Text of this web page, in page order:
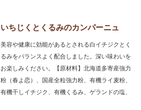
いちじくとくるみのカンパーニュ
美容や健康に効能があるとされる白イチジクとく
るみをバランスよく配合しました。深い味わいを
お楽しみください。【原材料】北海道多寄産強力
粉（春よ恋）、国産全粒強力粉、有機ライ麦粉、
有機干しイチジク、有機くるみ、ゲランドの塩、